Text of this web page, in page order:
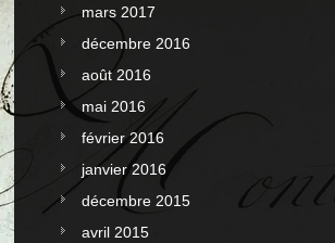
mars 2017
décembre 2016
août 2016
mai 2016
février 2016
janvier 2016
décembre 2015
avril 2015